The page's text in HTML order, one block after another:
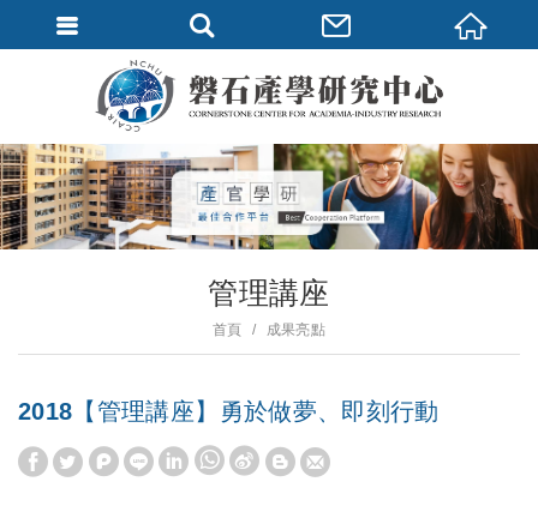
管理講座
首頁 成果亮點
2018【管理講座】勇於做夢、即刻行動